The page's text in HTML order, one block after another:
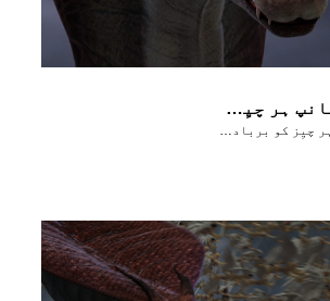
شیطان اور سانپ ہر چیِز کو برباد کر دینا چاہتے ہیں
شیطان اور سانپ ہر چیِز کو برباد کر دینا چاہتے ہیں